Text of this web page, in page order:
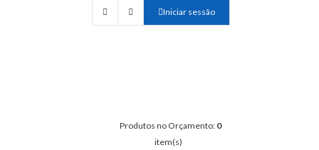
Iniciar sessão
Produtos no Orçamento: 0
item(s)